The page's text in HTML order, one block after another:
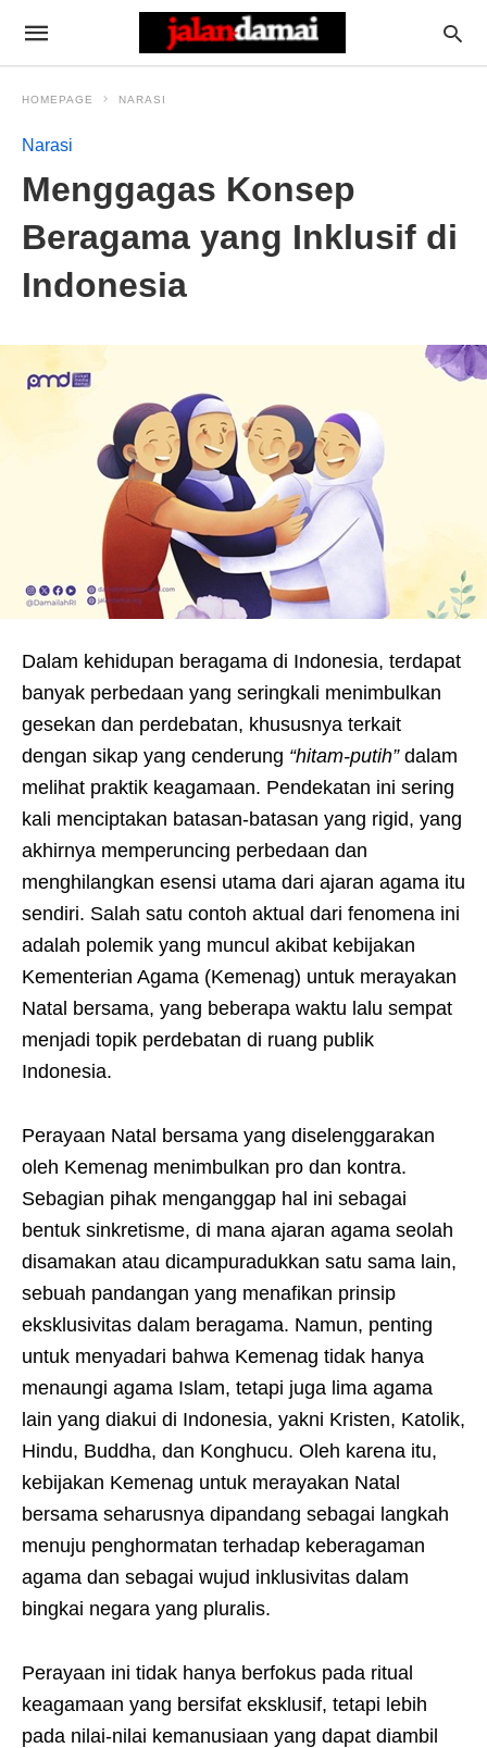
HOMEPAGE NARASI
Narasi
Menggagas Konsep
Beragama yang Inklusif di
Indonesia
Dalam kehidupan beragama di Indonesia, terdapat
banyak perbedaan yang seringkali menimbulkan
gesekan dan perdebatan, khususnya terkait
dengan sikap yang cenderung “hitam-putih”dalam
melihat praktik keagamaan. Pendekatan ini sering
kali menciptakan batasan-batasan yang rigid, yang
akhirnya memperuncing perbedaan dan
menghilangkan esensi utama dari ajaran agama itu
sendiri. Salah satu contoh aktual dari fenomena ini
adalah polemik yang muncul akibat kebijakan
Kementerian Agama (Kemenag) untuk merayakan
Natal bersama, yang beberapa waktu lalu sempat
menjadi topik perdebatan di ruang publik
Indonesia.
Perayaan Natal bersama yang diselenggarakan
oleh Kemenag menimbulkan pro dan kontra.
Sebagian pihak menganggap hal ini sebagai
bentuk sinkretisme, di mana ajaran agama seolah
disamakan atau dicampuradukkan satu sama lain,
sebuah pandangan yang menafikan prinsip
eksklusivitas dalam beragama. Namun, penting
untuk menyadari bahwa Kemenag tidak hanya
menaungi agama Islam, tetapi juga lima agama
lain yang diakui di Indonesia, yakni Kristen, Katolik,
Hindu, Buddha, dan Konghucu. Oleh karena itu,
kebijakan Kemenag untuk merayakan Natal
bersama seharusnya dipandang sebagai langkah
menuju penghormatan terhadap keberagaman
agama dan sebagai wujud inklusivitas dalam
bingkai negara yang pluralis.
Perayaan ini tidak hanya berfokus pada ritual
keagamaan yang bersifat eksklusif, tetapi lebih
pada nilai-nilai kemanusiaan yang dapat diambil